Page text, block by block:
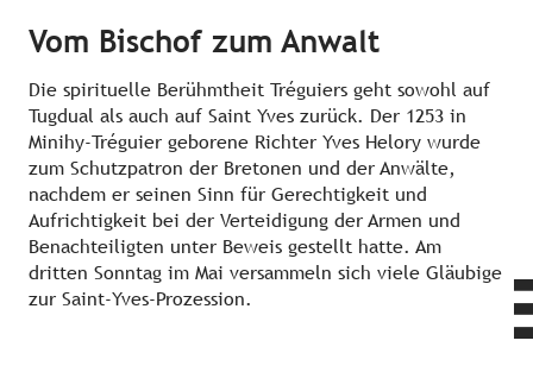
Vom Bischof zum Anwalt
Die spirituelle Berühmtheit Tréguiers geht sowohl auf
Tugdual als auch auf Saint Yves zurück. Der 1253 in
Minihy-Tréguier geborene Richter Yves Helory wurde
zum Schutzpatron der Bretonen und der Anwälte,
nachdem er seinen Sinn für Gerechtigkeit und
Aufrichtigkeit bei der Verteidigung der Armen und
Benachteiligten unter Beweis gestellt hatte. Am
dritten Sonntag im Mai versammeln sich viele Gläubige
zur Saint-Yves-Prozession.